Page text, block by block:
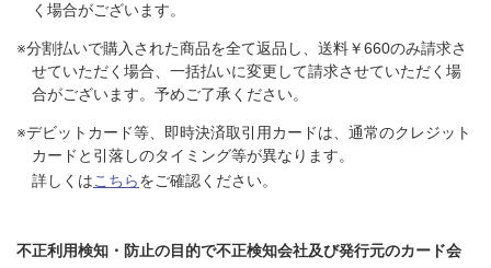
く場合がございます。
※分割払いで購入された商品を全て返品し、送料￥660のみ請求さ
せていただく場合、一括払いに変更して請求させていただく場
合がございます。予めご了承ください。
※デビットカード等、即時決済取引用カードは、通常のクレジット
カードと引落しのタイミング等が異なります。
詳しくはこちらをご確認ください。
不正利用検知・防止の目的で不正検知会社及び発行元のカード会